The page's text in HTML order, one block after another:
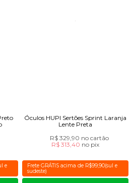
e
Óculos HUPI Sertões Sprint Laranja
Lente Preta
R$ 329,90 no cartão
R$ 313,40 no pix
Frete GRÁTIS acima de R$99,90(sul e
sudeste)